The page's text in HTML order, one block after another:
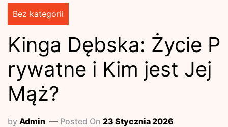
Bez kategorii
Kinga Dębska: Życie P
rywatne i Kim jest Jej
Mąż?
by Admin Posted On 23 Stycznia 2026